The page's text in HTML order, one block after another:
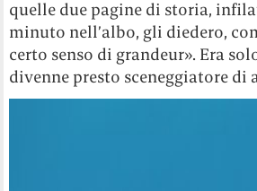
quelle due pagine di storia,
minuto nell’albo, gli diedero,
certo senso di grandeur». Era
divenne presto sceneggiatore di